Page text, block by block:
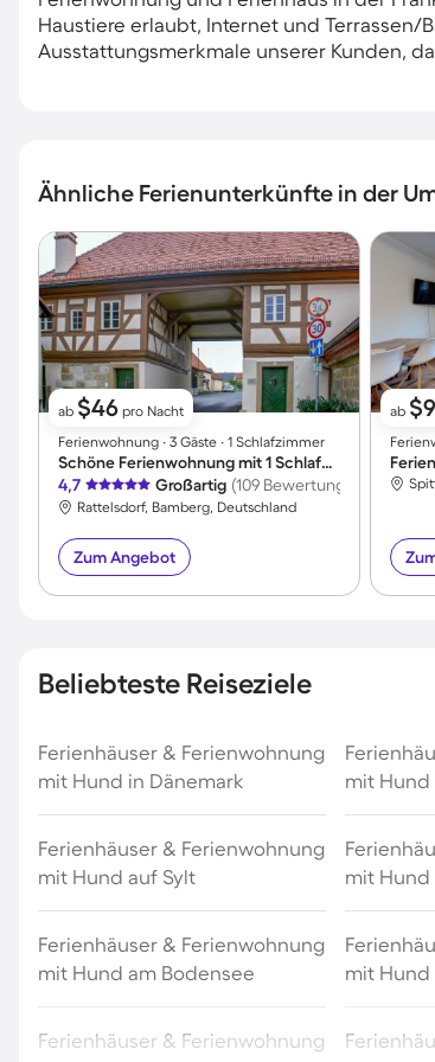
Haustiere erlaubt, Internet und Terrassen/
Ausstattungsmerkmale unserer Kunden,
Ähnliche Ferienunterkünfte in der
ab $46 pro Nacht
Ferienwohnung ∙ 3 Gäste ∙ 1 Schlafzimmer
Schöne Ferienwohnung mit 1 Schlafzimmer für 3 Personen
4,7
Großartig (109 Bewertungen)
Rattelsdorf, Bamberg, Deutschland
Zum Angebot
ab
Beliebteste Reiseziele
Ferienhäuser & Ferienwohnung
mit Hund in Dänemark
mit Hund
Ferienhäuser & Ferienwohnung
mit Hund auf Sylt
mit Hund
Ferienhäuser & Ferienwohnung
mit Hund am Bodensee
mit Hund
Ferienhäuser & Ferienwohnung